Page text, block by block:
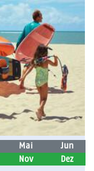
Mai
Jun
Nov
Dez